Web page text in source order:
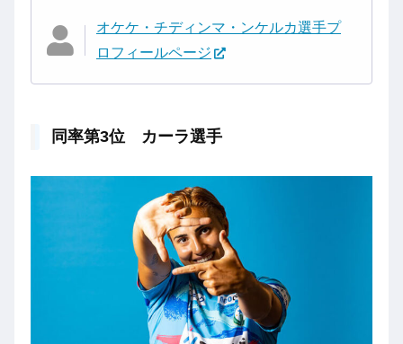
オケケ・チディンマ・ンケルカ選手プ
ロフィールページ
同率第3位 カーラ選手